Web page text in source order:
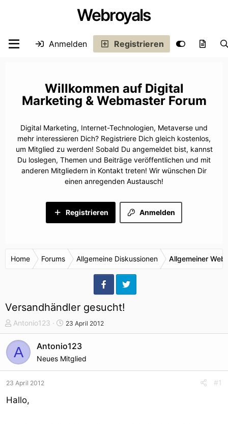
Webroyals
Anmelden Registrieren
Digital
Marketing & Webmaster Forum
Digital Marketing, Internet-Technologien, Metaverse und
mehr interessieren Dich? Registriere Dich gleich kostenlos,
um Mitglied zu werden! Sobald Du angemeldet bist, kannst
Du loslegen, Themen und Beiträge veröffentlichen und mit
anderen Mitgliedern in Kontakt treten! Wir wünschen Dir
einen anregenden Austausch!
Anmelden
Registrieren
Home Forums Allgemeine Diskussionen Allgemeiner
Versandhändler gesucht!
T
h
e
m
e
s
t
Antonio123
S
t
a
r
23 April 2012
A Antonio123
Neues Mitglied
23 April 2012 #1
Hallo,